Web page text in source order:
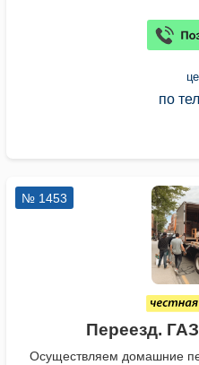
по
№ 1453
Переезд.
Осуществляем домашние